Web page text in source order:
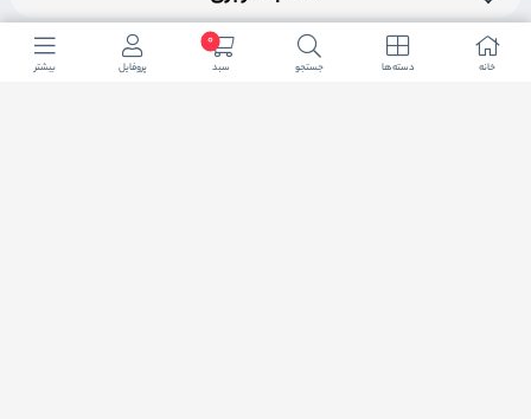
خانه دسته ها جستجو
0
سبد پروفایل بیشتر